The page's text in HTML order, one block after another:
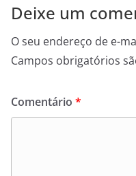
Deixe um
O seu endereço de e-
Campos obrigatórios
Comentário *